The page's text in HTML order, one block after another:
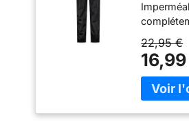
22,95 €